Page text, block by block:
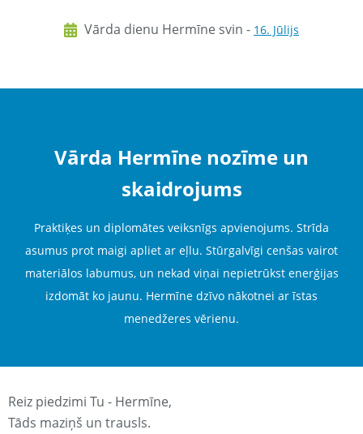
Vārda dienu Hermīne svin - 16. Jūlijs
Vārda Hermīne nozīme un
skaidrojums
Praktiķes un diplomātes veiksnīgs apvienojums. Strīda
asumus prot maigi apliet ar eļlu. Stūrgalvīgi cenšas vairot
materiālos labumus, un nekad viņai nepietrūkst enerģijas
izdomāt ko jaunu. Hermīne dzīvo nākotnei ar īstas
menedžeres vērienu.
Reiz piedzimi Tu - Hermīne,
Tāds maziņš un trausls.